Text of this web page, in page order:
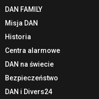
DAN FAMILY
Misja DAN
Historia
Centra alarmowe
DAN na świecie
Bezpieczeństwo
DAN i Divers24